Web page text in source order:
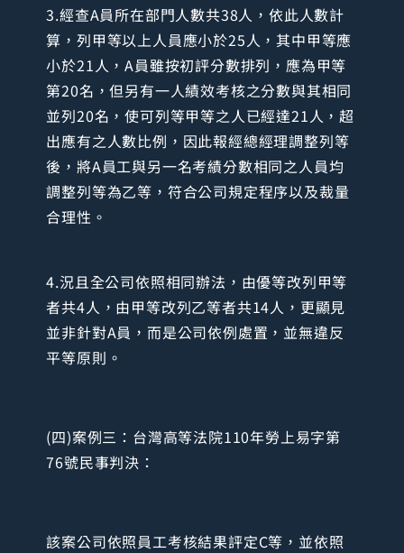
3.經查A員所在部門人數共38人，依此人數計
算，列甲等以上人員應小於25人，其中甲等應
小於21人，A員雖按初評分數排列，應為甲等
第20名，但另有一人績效考核之分數與其相同
並列20名，使可列等甲等之人已經達21人，超
出應有之人數比例，因此報經總經理調整列等
後，將A員工與另一名考績分數相同之人員均
調整列等為乙等，符合公司規定程序以及裁量
合理性。
4.況且全公司依照相同辦法，由優等改列甲等
者共4人，由甲等改列乙等者共14人，更顯見
並非針對A員，而是公司依例處置，並無違反
平等原則。
(四)案例三：台灣高等法院110年勞上易字第
76號民事判決：
該案公司依照員工考核結果評定C等，並依照